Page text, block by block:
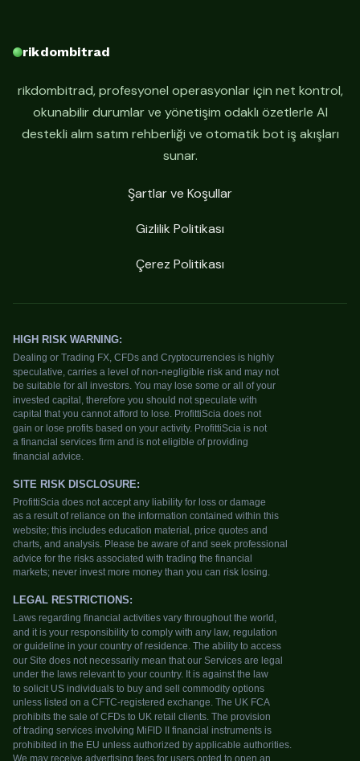
rikdombitrad
rikdombitrad, profesyonel operasyonlar için net kontrol,
okunabilir durumlar ve yönetişim odaklı özetlerle AI
destekli alım satım rehberliği ve otomatik bot iş akışları
sunar.
Şartlar ve Koşullar
Gizlilik Politikası
Çerez Politikası